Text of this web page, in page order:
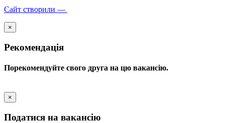
Сайт створили —
×
Рекомендація
Порекомендуйте свого друга на цю вакансію.
×
Податися на вакансію